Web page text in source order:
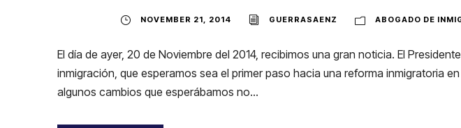
NOVEMBER 21, 2014 GUERRASAENZ ABOGADO DE
El día de ayer, 20 de Noviembre del 2014, recibimos una gran noticia. El
inmigración, que esperamos sea el primer paso hacia una reforma inmigratoria
algunos cambios que esperábamos no...